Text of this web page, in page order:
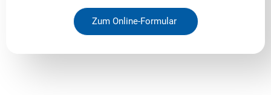
Zum Online-Formular